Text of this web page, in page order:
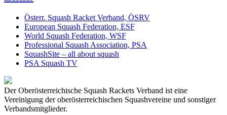
Österr. Squash Racket Verband, ÖSRV
European Squash Federation, ESF
World Squash Federation, WSF
Professional Squash Association, PSA
SquashSite – all about squash
PSA Squash TV
Der Oberösterreichische Squash Rackets Verband ist eine
Vereinigung der oberösterreichischen Squashvereine und sonstiger
Verbandsmitglieder.